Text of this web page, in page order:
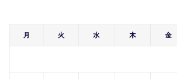
月 火 水 木 金